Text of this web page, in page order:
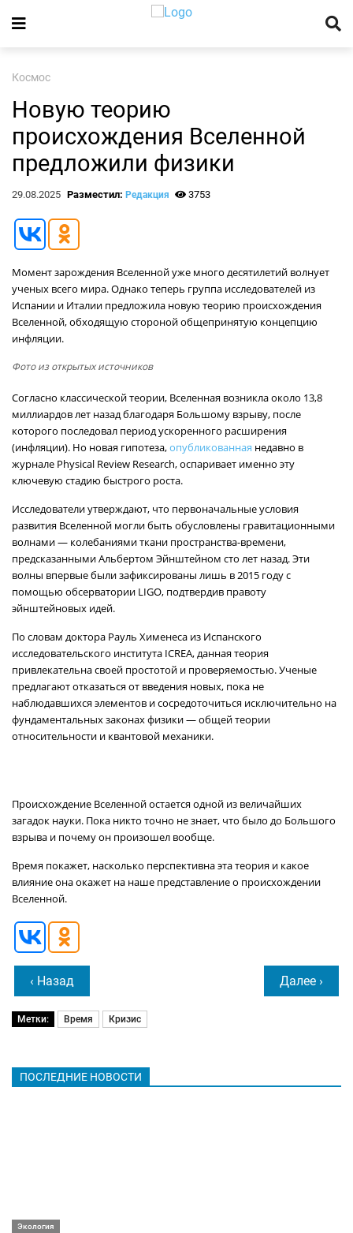
Космос
Новую теорию
происхождения Вселенной
предложили физики
29.08.2025 Разместил: Редакция 3753
Момент зарождения Вселенной уже много десятилетий волнует
ученых всего мира. Однако теперь группа исследователей из
Испании и Италии предложила новую теорию происхождения
Вселенной, обходящую стороной общепринятую концепцию
инфляции.
Фото из открытых источников
Согласно классической теории, Вселенная возникла около 13,8
миллиардов лет назад благодаря Большому взрыву, после
которого последовал период ускоренного расширения
(инфляции). Но новая гипотеза,опубликованная недавно в
журнале Physical Review Research, оспаривает именно эту
ключевую стадию быстрого роста.
Исследователи утверждают, что первоначальные условия
развития Вселенной могли быть обусловлены гравитационными
волнами — колебаниями ткани пространства-времени,
предсказанными Альбертом Эйнштейном сто лет назад. Эти
волны впервые были зафиксированы лишь в 2015 году с
помощью обсерватории LIGO, подтвердив правоту
эйнштейновых идей.
По словам доктора Рауль Хименеса из Испанского
исследовательского института ICREA, данная теория
привлекательна своей простотой и проверяемостью. Ученые
предлагают отказаться от введения новых, пока не
наблюдавшихся элементов и сосредоточиться исключительно на
фундаментальных законах физики — общей теории
относительности и квантовой механики.
Происхождение Вселенной остается одной из величайших
загадок науки. Пока никто точно не знает, что было до Большого
взрыва и почему он произошел вообще.
Время покажет, насколько перспективна эта теория и какое
влияние она окажет на наше представление о происхождении
Вселенной.
‹ Назад Далее ›
Метки: Время Кризис
ПОСЛЕДНИЕ НОВОСТИ
Экология